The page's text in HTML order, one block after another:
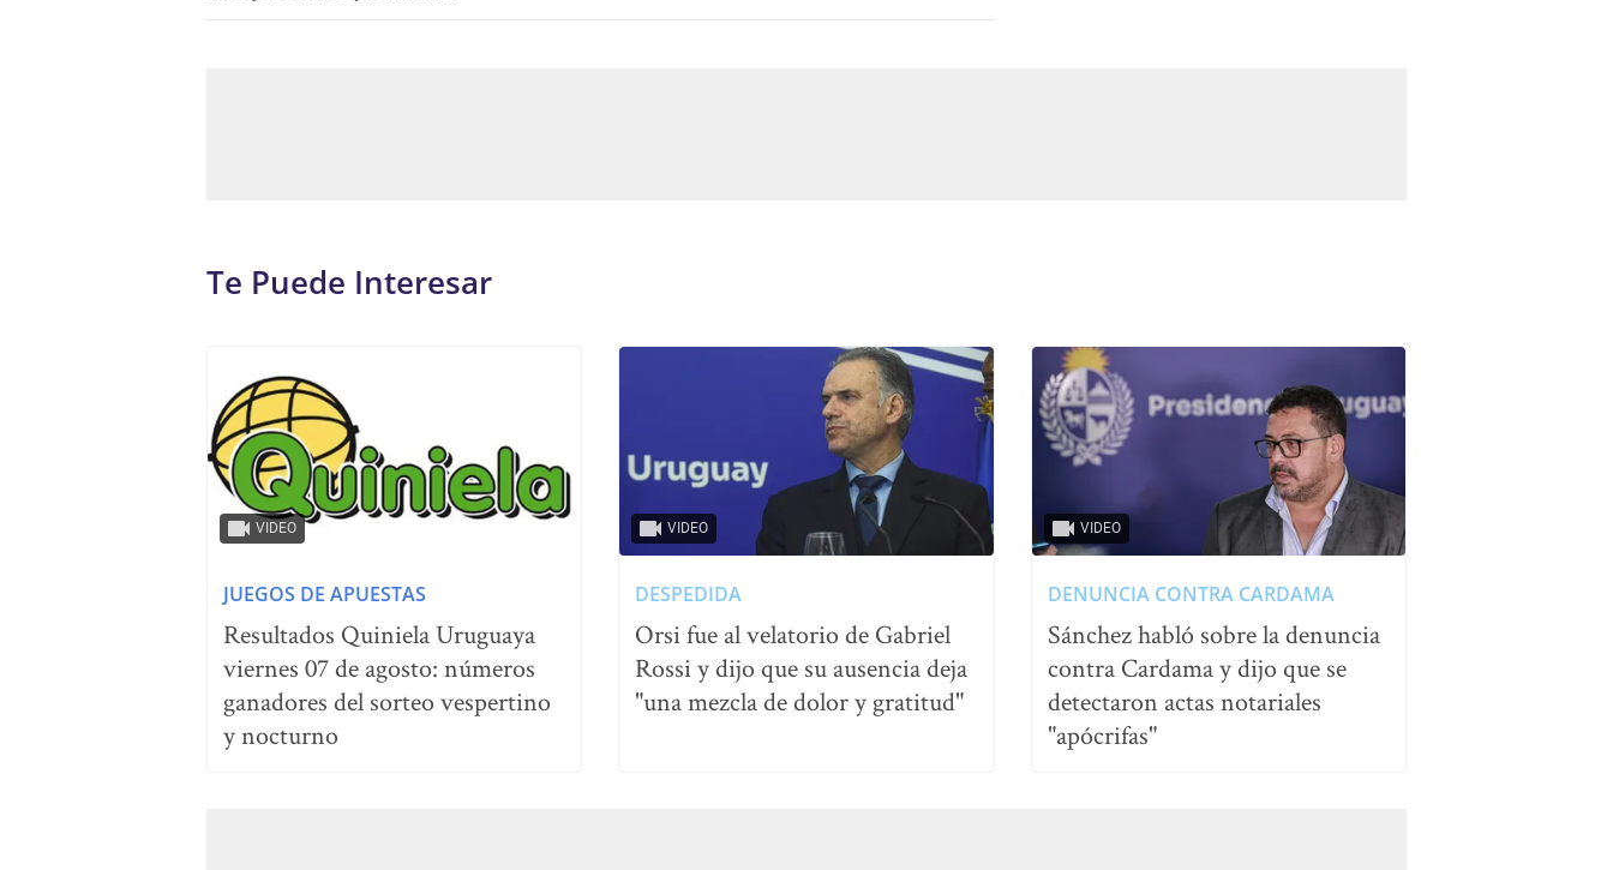
Te Puede Interesar
VIDEO
JUEGOS DE APUESTAS
Resultados Quiniela Uruguaya
viernes 07 de agosto: números
ganadores del sorteo vespertino
y nocturno
VIDEO
DESPEDIDA
Orsi fue al velatorio de Gabriel
Rossi y dijo que su ausencia deja
"una mezcla de dolor y gratitud"
VIDEO
DENUNCIA CONTRA CARDAMA
Sánchez habló sobre la denuncia
contra Cardama y dijo que se
detectaron actas notariales
"apócrifas"